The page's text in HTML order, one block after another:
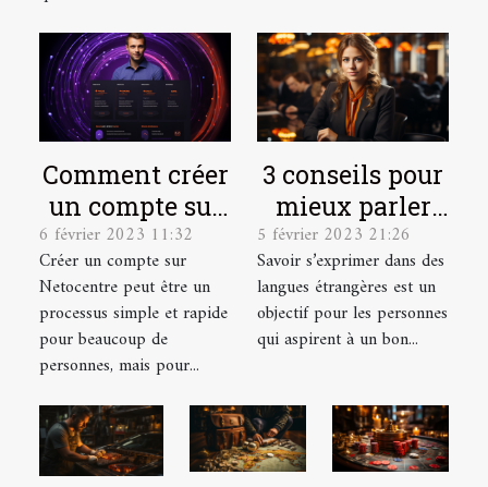
Comment créer
un compte sur
Netocentre ?
6 février 2023 11:32
Créer un compte sur
Netocentre peut être un
processus simple et rapide
pour beaucoup de
personnes, mais pour...
3 conseils pour
mieux parler
une langue
étrangère
5 février 2023 21:26
Savoir s’exprimer dans des
langues étrangères est un
objectif pour les personnes
qui aspirent à un bon...